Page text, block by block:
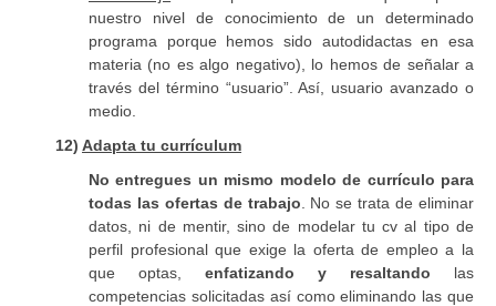
nuestro nivel de conocimiento de un determinado
programa porque hemos sido autodidactas en esa
materia (no es algo negativo), lo hemos de señalar a
través del término “usuario”. Así, usuario avanzado o
medio.
12) Adapta tu currículum
No entregues un mismo modelo de currículo para
todas las ofertas de trabajo . No se trata de eliminar
datos, ni de mentir, sino de modelar tu cv al tipo de
perfil profesional que exige la oferta de empleo a la
que optas, enfatizando y resaltando las
competencias solicitadas así como eliminando las que